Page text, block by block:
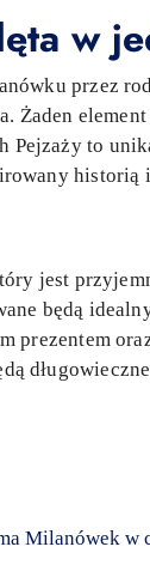
w
przez
Żaden
to
jest
będą
prezentem
Milanówek w